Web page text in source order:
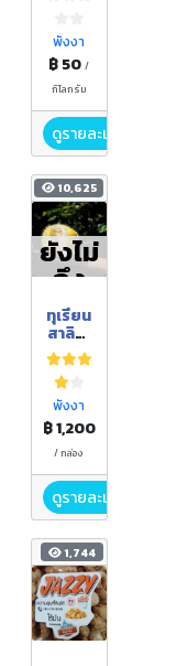
พังงา
฿ 50/
กิโลกรัม
ดูรายละเอียด
10,625
ยังไม่
ถึง
ฤดูกา
ล
ทุเรียน
สาลิกา
พังงา
สวน
เย็นจิต
กะปง
พังงา
฿ 1,200
/ กล่อง
ดูรายละเอียด
1,744